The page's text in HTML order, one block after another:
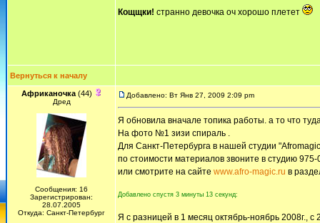
Кощщки! странно девочка оч хорошо плетет
Вернуться к началу
Африканочка(44)
Дред
Сообщения: 16
Зарегистрирован:
28.07.2005
Откуда: Санкт-Петербург
Добавлено: Вт Янв 27, 2009 2:09 pm
Я обновила вначале топика работы. а то что
На фото №1 зизи спираль .
Для Санкт-Петербурга в нашей студии
по стоимости материалов звоните в студию 975-
или смотрите на сайте www.afro-magic.ru в
Добавлено спустя 3 минуты 13 секунд:
Я с разницей в 1 месяц октябрь-ноябрь 2008г.,